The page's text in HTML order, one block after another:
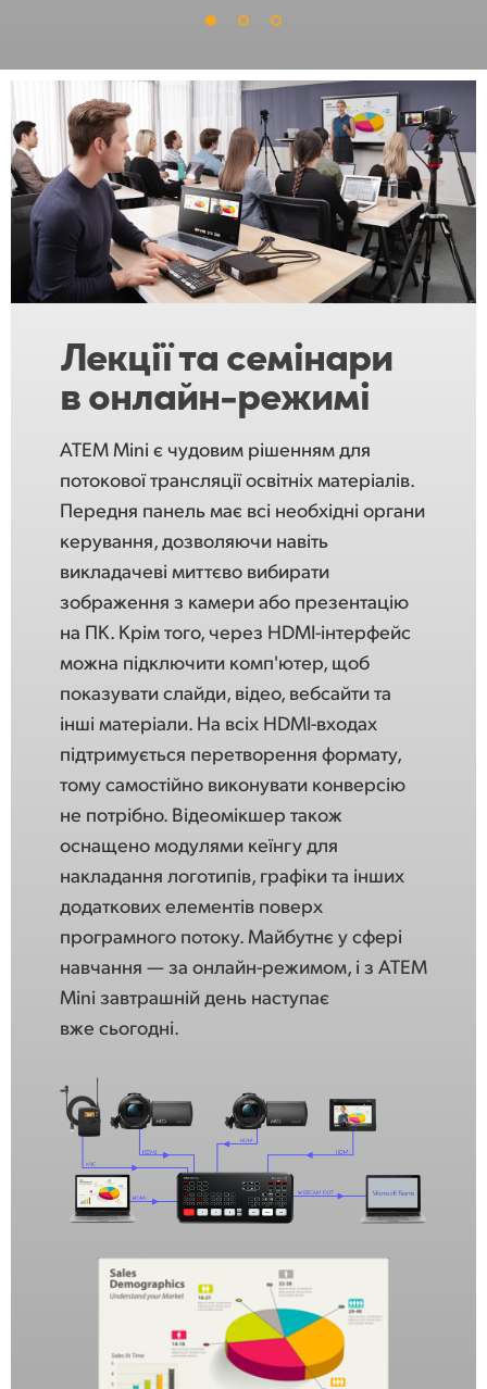
Лекції тасемінари
в онлайн-режимі
ATEM Mini є чудовим рішенням для
потокової трансляції освітніх матеріалів.
Передня панель має всі необхідні органи
керування, дозволяючи навіть
викладачеві миттєво вибирати
зображення з камери або презентацію
на ПК. Крім того, через HDMI-інтерфейс
можна підключити комп'ютер, щоб
показувати слайди, відео, вебсайти та
інші матеріали. На всіх HDMI-входах
підтримується перетворення формату,
тому самостійно виконувати конверсію
не потрібно. Відеомікшер також
оснащено модулями кеїнгу для
накладання логотипів, графіки та інших
додаткових елементів поверх
програмного потоку. Майбутнє у сфері
навчання — за онлайн-режимом, і з ATEM
Mini завтрашній день наступає
вже сьогодні.